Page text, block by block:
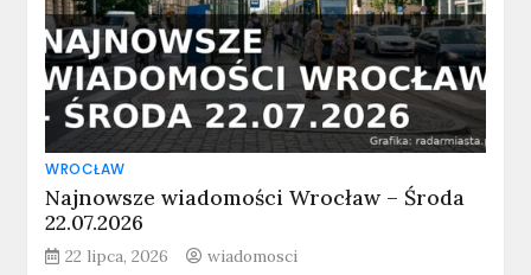
WROCŁAW
Najnowsze wiadomości Wrocław – Środa
22.07.2026
22 lipca, 2026 wiadomosci